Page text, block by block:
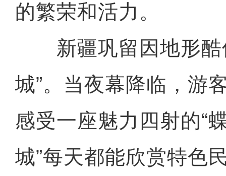
的繁荣和活力。
新疆巩留因地形酷
城”。当夜幕降临，游
感受一座魅力四射的“
城”每天都能欣赏特色